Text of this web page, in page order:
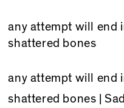
any attempt will end
shattered bones
any attempt will end
shattered bones |